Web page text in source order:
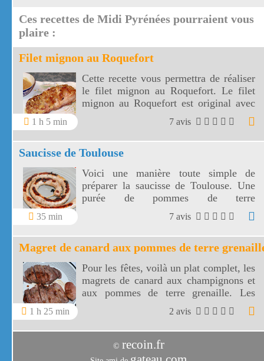
Ces recettes de Midi Pyrénées pourraient vous
plaire :
Filet mignon au Roquefort
1 h 5 min
Cette recette vous permettra de réaliser
le filet mignon au Roquefort. Le filet
mignon au Roquefort est original avec
ce fromage renommé.
7 avis
Saucisse de Toulouse
35 min
Voici une manière toute simple de
préparer la saucisse de Toulouse. Une
purée de pommes de terre
accompagnera cette saucisse du Sud
7 avis
Magret de canard aux pommes de terre
1 h 25 min
Pour les fêtes, voilà un plat complet, les
magrets de canard aux champignons et
aux pommes de terre grenaille. Les
magrets seront sublimés par la sauce
aux champignons et la douceur des
pommes de terre grenaille.
2 avis
© recoin.fr